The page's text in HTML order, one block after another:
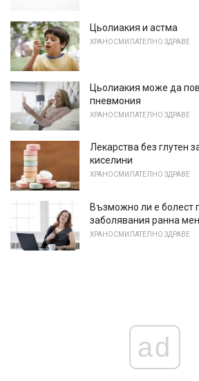
Цьолиакия и астма
ХРАНОСМИЛАТЕЛНО ЗДРАВЕ
Цьолиакия може да
пневмония
ХРАНОСМИЛАТЕЛНО ЗДРАВЕ
Лекарства без глутен
киселини
ХРАНОСМИЛАТЕЛНО ЗДРАВЕ
Възможно ли е болест
заболявания ранна
ХРАНОСМИЛАТЕЛНО ЗДРАВЕ
ad